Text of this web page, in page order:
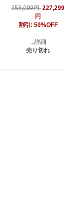
558,099円 227,299
円
割引: 59%OFF
...詳細
売り切れ